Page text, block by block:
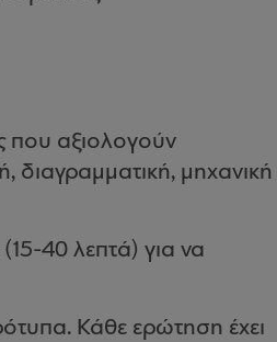
που αξιολογούν
διαγραμματική, μηχανική
40 λεπτά) για να
Κάθε ερώτηση έχει